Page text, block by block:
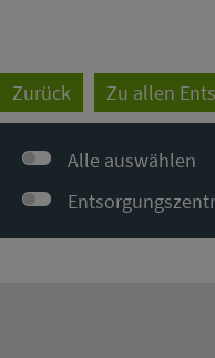
Zurück Zu allen
Alle auswählen